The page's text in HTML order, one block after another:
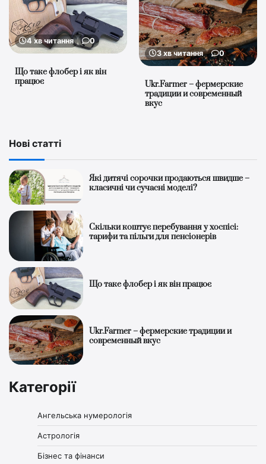
4 хв читання 0
Що таке флобер і як він
працює
3 хв читання 0
Ukr.Farmer – фермерские
традиции и современный
вкус
Нові статті
Які дитячі сорочки продаються швидше –
класичні чи сучасні моделі?
Скільки коштує перебування у хоспісі:
тарифи та пільги для пенсіонерів
Що таке флобер і як він працює
Ukr.Farmer – фермерские традиции и
современный вкус
Категорії
Ангельська нумерологія
Астрологія
Бізнес та фінанси